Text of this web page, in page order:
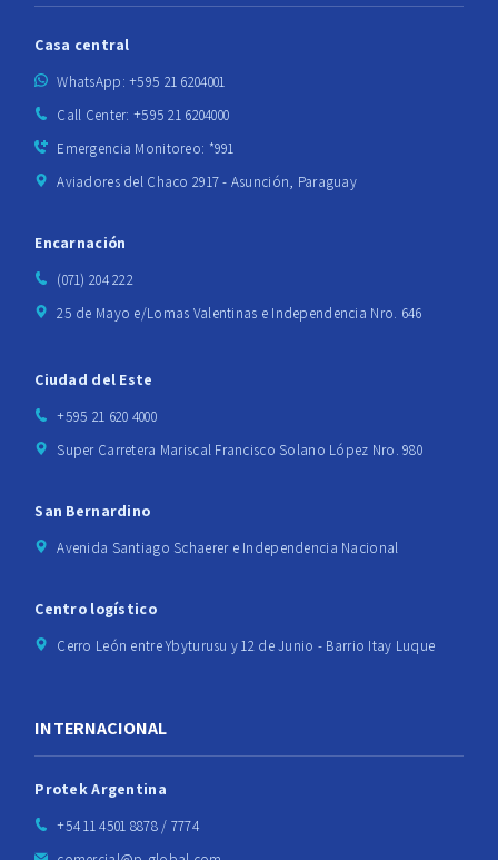
Casa central
WhatsApp: +595 21 6204001
Call Center: +595 21 6204000
Emergencia Monitoreo: *991
Aviadores del Chaco 2917 - Asunción, Paraguay
Encarnación
(071) 204 222
25 de Mayo e/Lomas Valentinas e Independencia Nro. 646
Ciudad del Este
+595 21 620 4000
Super Carretera Mariscal Francisco Solano López Nro. 980
San Bernardino
Avenida Santiago Schaerer e Independencia Nacional
Centro logístico
Cerro León entre Ybyturusu y 12 de Junio - Barrio Itay Luque
INTERNACIONAL
Protek Argentina
+54 11 4501 8878 / 7774